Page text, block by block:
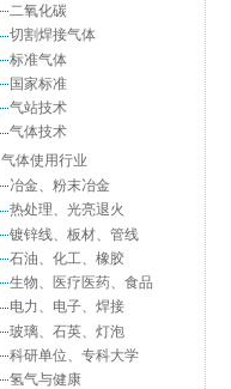
二氧化碳
切割焊接气体
标准气体
国家标准
气站技术
气体技术
气体使用行业
冶金、粉末冶金
热处理、光亮退火
镀锌线、板材、管线
石油、化工、橡胶
生物、医疗医药、食品
电力、电子、焊接
玻璃、石英、灯泡
科研单位、专科大学
氢气与健康